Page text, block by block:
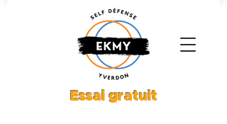
Essai gratuit